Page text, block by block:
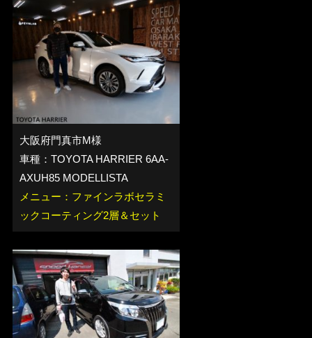
大阪府門真市M様
車種：TOYOTA HARRIER 6AA-
AXUH85 MODELLISTA
メニュー：ファインラボセラミ
ックコーティング2層＆セット